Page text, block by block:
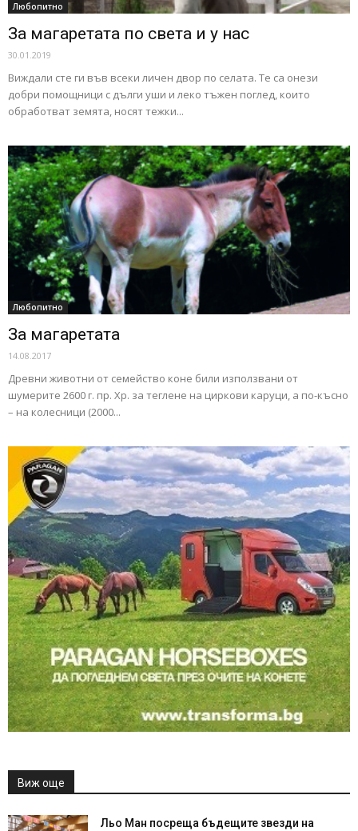
Любопитно
За магаретата по света и у нас
30.01.2019
Виждали сте ги във всеки личен двор по селата. Те са онези
добри помощници с дълги уши и леко тъжен поглед, които
обработват земята, носят тежки...
Любопитно
За магаретата
14.08.2017
Древни животни от семейство коне били използвани от
шумерите 2600 г. пр. Хр. за теглене на циркови каруци, а по-късно
– на колесници (2000...
Виж още
Льо Ман посреща бъдещите звезди на